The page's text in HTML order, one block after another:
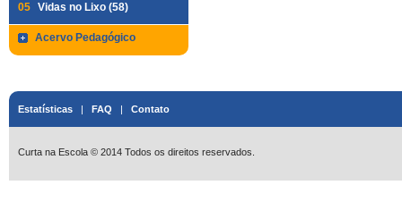
05 Vidas no Lixo (58)
Acervo Pedagógico
Estatísticas | FAQ | Contato
Curta na Escola © 2014 Todos os direitos reservados.